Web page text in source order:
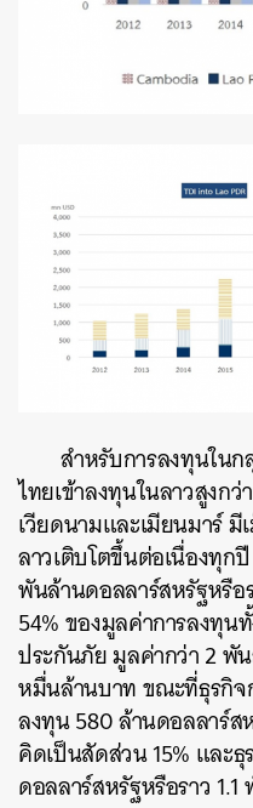
สำหรับการลงทุนใน
ไทยเข้าลงทุนในลาวสูงก
เวียดนามและเมียนมาร์ มี
ลาวเติบโตขึ้นต่อเนื่องทุก
พันล้านดอลลาร์สหรัฐหรือ
54% ของมูลค่าการลงทุน
ประกันภัย มูลค่ากว่า 2 พั
หมื่นล้านบาท ขณะที่ธุรกิจ
ลงทุน 580 ล้านดอลลาร์ส
คิดเป็นสัดส่วน 15% และ
ดอลลาร์สหรัฐหรือราว